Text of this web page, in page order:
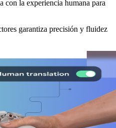
con la experiencia humana para
garantiza precisión y fluidez